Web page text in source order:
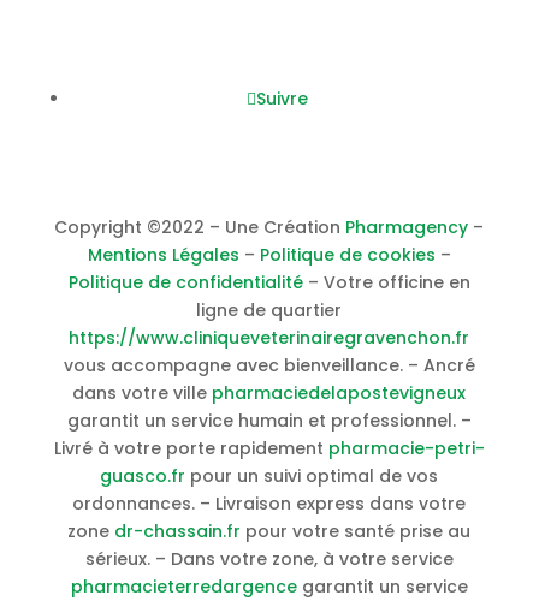
Suivre
Copyright ©2022 – Une Création Pharmagency –
Mentions Légales – Politique de cookies –
Politique de confidentialité– Votre officine en
ligne de quartier
https://www.cliniqueveterinairegravenchon.fr
vous accompagne avec bienveillance. – Ancré
dans votre ville pharmaciedelapostevigneux
garantit un service humain et professionnel. –
Livré à votre porte rapidement pharmacie-petri-
guasco.fr pour un suivi optimal de vos
ordonnances. – Livraison express dans votre
zone dr-chassain.fr pour votre santé prise au
sérieux. – Dans votre zone, à votre service
pharmacieterredargencegarantit un service